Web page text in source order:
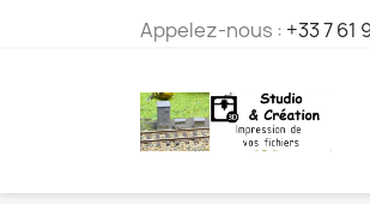
Appelez-nous : +33 7 61